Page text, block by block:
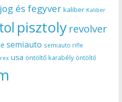
jog és fegyver kaliber Kaliber
pisztoly revolver
semiauto semiauto rifle
usa öntöltő karabély öntöltő